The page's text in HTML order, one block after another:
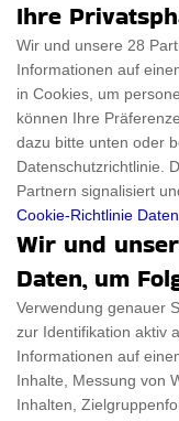
Für Haustiere
ThanksGiving
Ein Produkt
Kontakt
Ein Produkt
Geschenkeführer
Cyber Monday
Ihre
Wir und unsere 28
Informationen auf
in Cookies, um
können Ihre
dazu bitte unten oder
Datenschutzrichtlinie.
Partnern signalisiert
Cookie-Richtlinie
Wir und
Daten, um
Verwendung genauer
zur Identifikation aktiv
Informationen auf
Inhalte, Messung von
Inhalten,